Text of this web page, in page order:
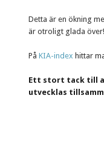
Detta är en ökning
är otroligt glada över!
På KIA-index hittar
Ett stort tack till
utvecklas